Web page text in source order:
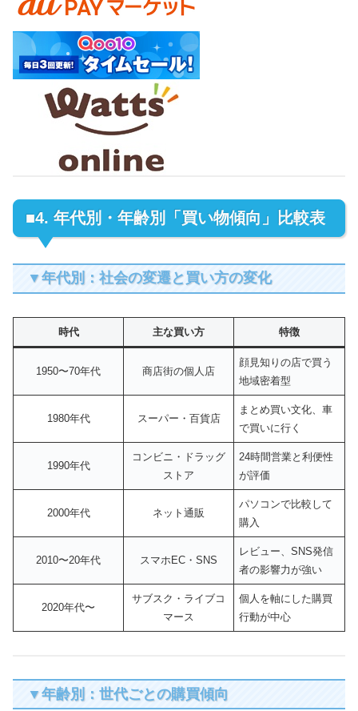
■4. 年代別・年齢別「買い物傾向」比較表
▼年代別：社会の変遷と買い方の変化
時代 主な買い方 特徴
1950〜70年代 商店街の個人店
顔見知りの店で買う
地域密着型
1980年代 スーパー・百貨店
まとめ買い文化、車
で買いに行く
1990年代
コンビニ・ドラッグ
ストア
24時間営業と利便性
が評価
2000年代 ネット通販
パソコンで比較して
購入
2010〜20年代 スマホEC・SNS
レビュー、SNS発信
者の影響力が強い
2020年代〜
サブスク・ライブコ
マース
個人を軸にした購買
行動が中心
▼年齢別：世代ごとの購買傾向